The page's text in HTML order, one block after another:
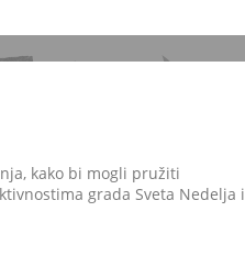
kako bi mogli pružiti
grada Sveta Nedelja i